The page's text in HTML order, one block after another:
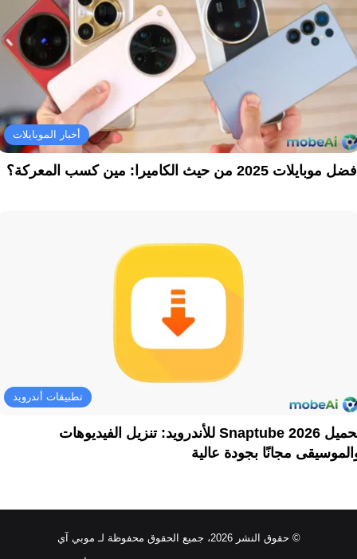
أخبار الموبايلات
موبايلات 2025 من حيث الكاميرا: مين كسب المعركة؟
تطبيقات أندرويد
تحميل Snaptube 2026 للأندرويد: تنزيل الفيديوهات
مجانًا بجودة عالية
© حقوق النشر 2026، جميع الحقوق محفوظة لـ موبي آي